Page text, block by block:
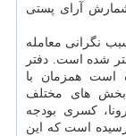
شمارش آرای پستی
نگرانی معامله
شده است. دفتر
است همزمان با
بخش های مختلف
کسری بودجه
تریلیون دلار رسیده است که این